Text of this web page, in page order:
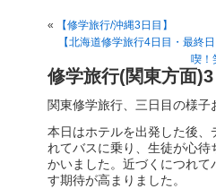
«
【修学旅行/沖縄3日目】
【北海道修学旅行4日目・最終
喫！
修学旅行(関東方面
関東修学旅行、三日目の様子
本日はホテルを出発した後
れてバスに乗り、生徒が心
かいました。近づくにつれ
す期待が高まりました。